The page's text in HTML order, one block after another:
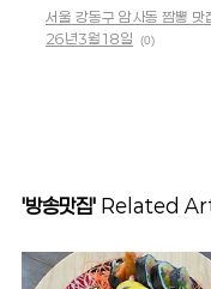
서울 강동구 암사동 짬뽕
26년3월18일
(0)
'방송맛집' Related